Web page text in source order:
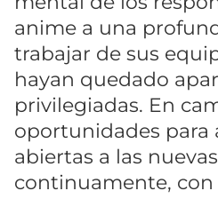
anime a una
trabajar de sus
hayan quedado
privilegiadas. En
oportunidades para
abiertas a las
continuamente, con